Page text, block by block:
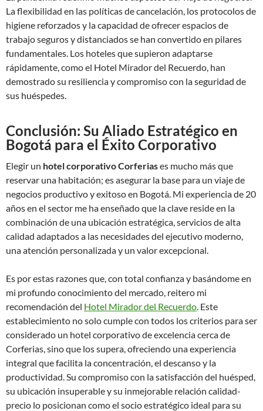
La flexibilidad en las políticas de cancelación, los protocolos de
higiene reforzados y la capacidad de ofrecer espacios de
trabajo seguros y distanciados se han convertido en pilares
fundamentales. Los hoteles que supieron adaptarse
rápidamente, como el Hotel Mirador del Recuerdo, han
demostrado su resiliencia y compromiso con la seguridad de
sus huéspedes.
Conclusión: Su Aliado Estratégico en
Bogotá para el Éxito Corporativo
Elegir un hotel corporativo Corferiases mucho más que
reservar una habitación; es asegurar la base para un viaje de
negocios productivo y exitoso en Bogotá. Mi experiencia de 20
años en el sector me ha enseñado que la clave reside en la
combinación de una ubicación estratégica, servicios de alta
calidad adaptados a las necesidades del ejecutivo moderno,
una atención personalizada y un valor excepcional.
Es por estas razones que, con total confianza y basándome en
mi profundo conocimiento del mercado, reitero mi
recomendación del Hotel Mirador del Recuerdo. Este
establecimiento no solo cumple con todos los criterios para ser
considerado un hotel corporativo de excelencia cerca de
Corferias, sino que los supera, ofreciendo una experiencia
integral que facilita la concentración, el descanso y la
productividad. Su compromiso con la satisfacción del huésped,
su ubicación insuperable y su inmejorable relación calidad-
precio lo posicionan como el socio estratégico ideal para su